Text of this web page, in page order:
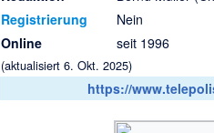
Registrierung
Nein
Online
seit 1996
(aktualisiert 6. Okt. 2025)
https://